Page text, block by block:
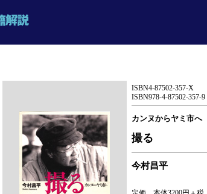
ISBN4-87502-357-X
ISBN978-4-87502-357-9
カンヌからヤミ市へ
撮る
今村昌平